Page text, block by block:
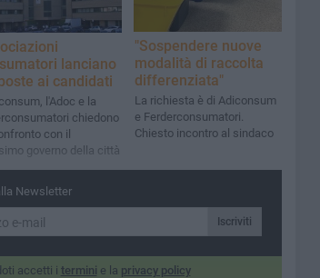
lanciano
ai candidati
l'Adoc e la
chiedono
con il
governo della città
"Sospendere nuove
modalità di raccolta
differenziata"
La richiesta è di Adiconsum
e Ferderconsumatori.
Chiesto incontro al sindaco
Newsletter
Iscriviti
accetti i termini e la privacy policy